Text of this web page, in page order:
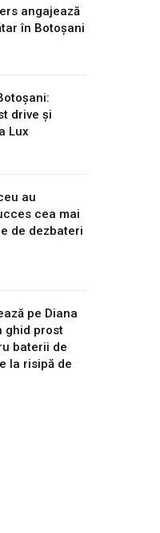
angajează
în Botoșani
drive și
Lux
au
cea mai
de dezbateri
pe Diana
ghid prost
baterii de
la risipă de